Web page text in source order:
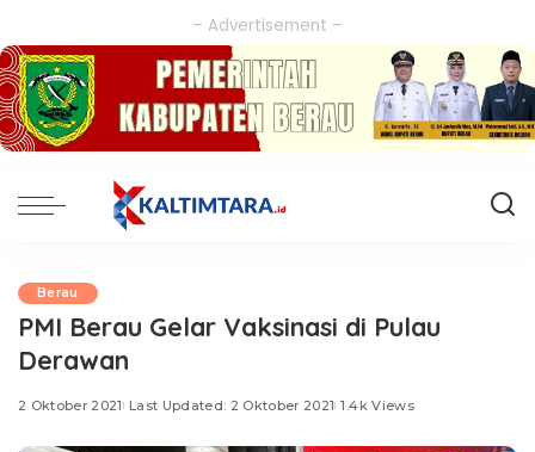
– Advertisement –
Berau
PMI Berau Gelar Vaksinasi di Pulau
Derawan
2 Oktober 2021 Last Updated: 2 Oktober 2021 1.4k Views